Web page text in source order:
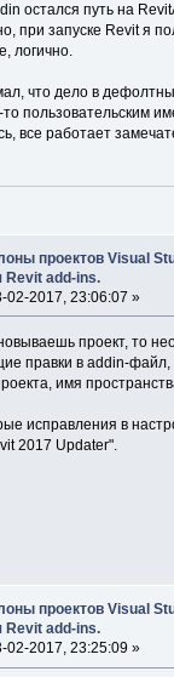
остался путь на
при запуске Revit я
логично.
что дело в
то пользовательским
все работает
проектов Visual
Revit add-ins.
02-2017, 23:06:07 »
проект, то
правки в addin-
имя
исправления в
2017 Updater".
проектов Visual
Revit add-ins.
02-2017, 23:25:09 »